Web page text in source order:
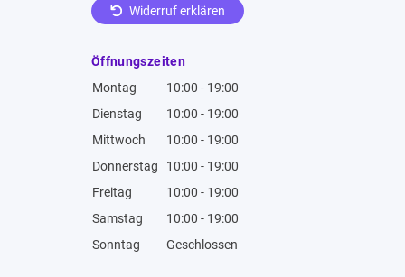
Widerruf erklären
Öffnungszeiten
Montag
10:00 - 19:00
Dienstag
10:00 - 19:00
Mittwoch
10:00 - 19:00
Donnerstag
10:00 - 19:00
Freitag
10:00 - 19:00
Samstag
10:00 - 19:00
Sonntag
Geschlossen